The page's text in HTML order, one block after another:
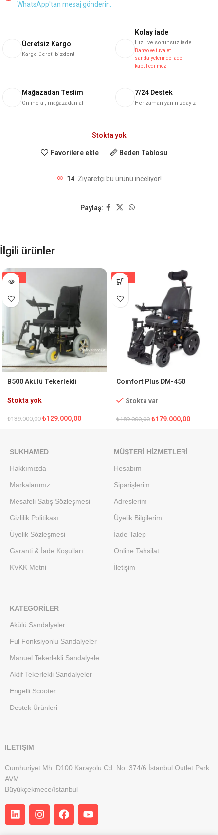
WhatsApp'tan mesaj gönderin.
Ücretsiz Kargo
Kargo ücreti bizden!
Kolay İade
Hızlı ve sorunsuz iade
Banyo ve tuvalet
sandalyelerinde iade
kabul edilmez
Mağazadan Teslim
Online al, mağazadan al
7/24 Destek
Her zaman yanınızdayız
Stokta yok
Favorilere ekle Beden Tablosu
14 Ziyaretçi bu ürünü inceliyor!
Paylaş:
İlgili ürünler
-7%
B500 Akülü Tekerlekli
Stokta yok
₺139.000,00 ₺129.000,00
-5%
Comfort Plus DM-450
Tekerlekli Sandalye
Stokta var
₺189.000,00 ₺179.000,00
SUKHAMED
Hakkımızda
Markalarımız
Mesafeli Satış Sözleşmesi
Gizlilik Politikası
Üyelik Sözleşmesi
Garanti & İade Koşulları
KVKK Metni
MÜŞTERI HIZMETLERI
Hesabım
Siparişlerim
Adreslerim
Üyelik Bilgilerim
İade Talep
Online Tahsilat
İletişim
KATEGORILER
Akülü Sandalyeler
Ful Fonksiyonlu Sandalyeler
Manuel Tekerlekli Sandalyele
Aktif Tekerlekli Sandalyeler
Engelli Scooter
Destek Ürünleri
İLETİŞİM
Cumhuriyet Mh. D100 Karayolu Cd. No: 374/6 İstanbul Outlet Park
AVM
Büyükçekmece/İstanbul